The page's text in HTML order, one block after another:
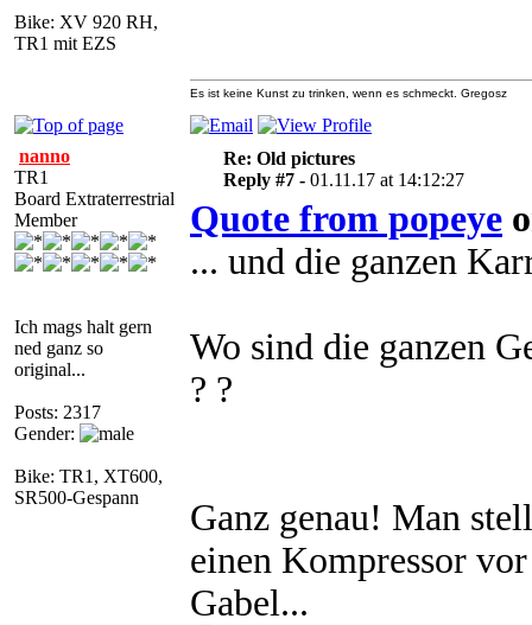
Bike: XV 920 RH,
TR1 mit EZS
Es ist keine Kunst zu trinken, wenn es schmeckt. Gregosz
nanno
TR1
Board Extraterrestrial
Member
Ich mags halt gern
ned ganz so
original...
Posts: 2317
Gender:
Bike: TR1, XT600,
SR500-Gespann
Re: Old pictures
Reply #7 - 01.11.17 at 14:12:27
Quote from popeye
... und die ganzen
Wo sind die ganzen
? ?
Ganz genau! Man
einen Kompressor
Gabel...